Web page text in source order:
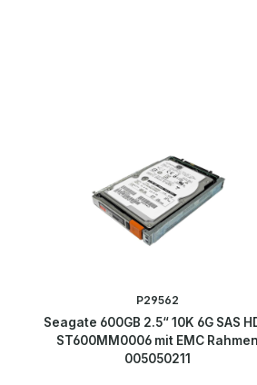
P29562
Seagate 600GB 2.5“ 10K 6G SAS
ST600MM0006 mit EMC Rahmen
005050211